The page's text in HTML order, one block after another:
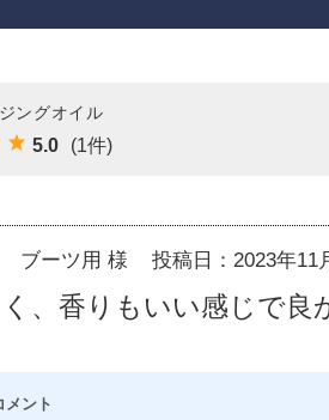
ングオイル
5.0 (1件)
ブーツ用 様 投稿日：2023年11
、香りもいい感じで良
メント